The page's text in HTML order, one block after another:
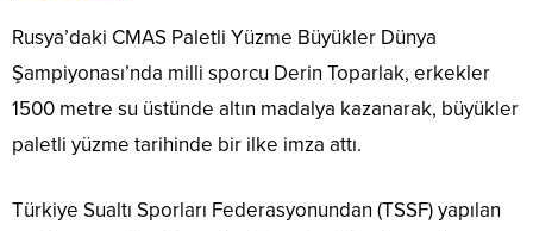
Rusya’daki CMAS Paletli Yüzme Büyükler Dünya
Şampiyonası’nda milli sporcu Derin Toparlak, erkekler
1500 metre su üstünde altın madalya kazanarak, büyükler
paletli yüzme tarihinde bir ilke imza attı.
Türkiye Sualtı Sporları Federasyonundan (TSSF) yapılan